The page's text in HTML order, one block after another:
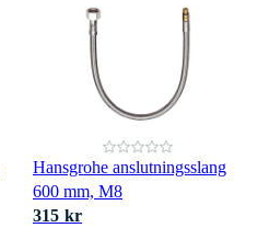
Hansgrohe anslutningsslang
600 mm, M8
315 kr